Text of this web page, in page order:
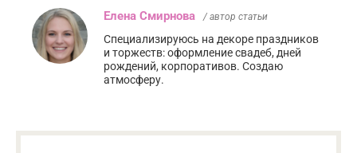
Елена Смирнова / автор статьи
Специализируюсь на декоре праздников
и торжеств: оформление свадеб, дней
рождений, корпоративов. Создаю
атмосферу.